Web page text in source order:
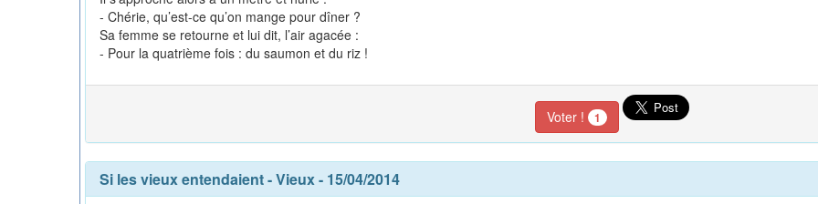
- Chérie, qu’est-ce qu’on mange pour dîner ?
Sa femme se retourne et lui dit, l’air agacée :
- Pour la quatrième fois : du saumon et du riz !
Voter ! 1
Si les vieux entendaient-Vieux- 15/04/2014